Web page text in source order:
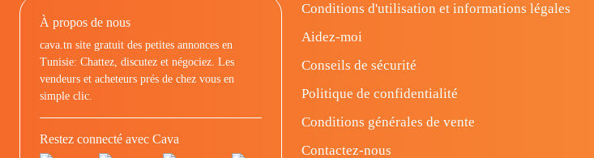
À propos de nous
cava.tn site gratuit des petites annonces en
Tunisie: Chattez, discutez et négociez. Les
vendeurs et acheteurs prés de chez vous en
simple clic.
Restez connecté avec Cava
Conditions d'utilisation et informations légales
Aidez-moi
Conseils de sécurité
Politique de confidentialité
Conditions générales de vente
Contactez-nous